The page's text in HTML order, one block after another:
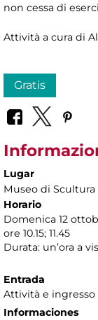
non cessa di
Attività a cura di
Gratis
Lugar
Museo di
Horario
Domenica 12
ore 10.15; 11.45
Durata: un’ora a
Entrada
Attività e
Informaciones